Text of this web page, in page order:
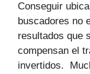
Conseguir
buscadores no
resultados que
compensan el
invertidos.